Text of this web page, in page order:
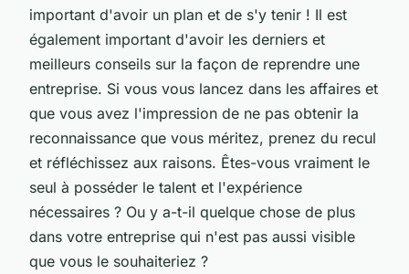
important d'avoir un plan et de s'y tenir ! Il est
également important d'avoir les derniers et
meilleurs conseils sur la façon de reprendre une
entreprise. Si vous vous lancez dans les affaires et
que vous avez l'impression de ne pas obtenir la
reconnaissance que vous méritez, prenez du recul
et réfléchissez aux raisons. Êtes-vous vraiment le
seul à posséder le talent et l'expérience
nécessaires ? Ou y a-t-il quelque chose de plus
dans votre entreprise qui n'est pas aussi visible
que vous le souhaiteriez ?